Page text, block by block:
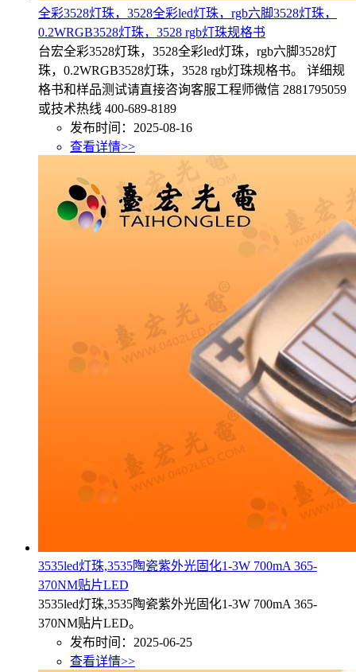
全彩3528灯珠，3528全彩led灯珠，rgb六脚3528灯珠，
0.2WRGB3528灯珠，3528 rgb灯珠规格书
台宏全彩3528灯珠，3528全彩led灯珠，rgb六脚3528灯
珠，0.2WRGB3528灯珠，3528 rgb灯珠规格书。 详细规
格书和样品测试请直接咨询客服工程师微信 2881795059
或技术热线 400-689-8189
发布时间：2025-08-16
查看详情>>
3535led灯珠,3535陶瓷紫外光固化1-3W 700mA 365-
370NM贴片LED
3535led灯珠,3535陶瓷紫外光固化1-3W 700mA 365-
370NM贴片LED。
发布时间：2025-06-25
查看详情>>